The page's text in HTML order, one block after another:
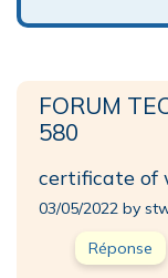
FORUM
580
certificate of
03/05/2022 by
Réponse